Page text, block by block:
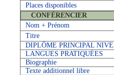
Places disponibles
CONFÉRENCIER
Nom + Prénom
Titre
DIPLÔME PRINCIPAL
LANGUES PRATIQUÉES
Biographie
Texte additionnel libre